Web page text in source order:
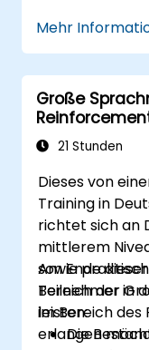
Branchen
Die
unter
Große
Mehr
Große
21 Stunden
Dieses von
Training in
richtet sich an
mittlerem
sowie
Bereich der
im Bereich des
erlangen
Am Ende
Teilnehmer in
leisten:
Die